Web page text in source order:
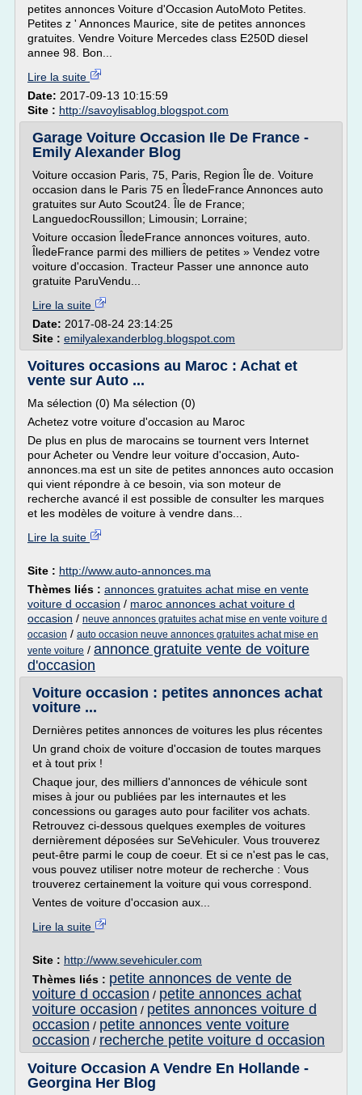
petites annonces Voiture d'Occasion AutoMoto Petites.
Petites z ' Annonces Maurice, site de petites annonces
gratuites. Vendre Voiture Mercedes class E250D diesel
annee 98. Bon...
Lire la suite
Date: 2017-09-13 10:15:59
Site : http://savoylisablog.blogspot.com
Garage Voiture Occasion Ile De France -
Emily Alexander Blog
Voiture occasion Paris, 75, Paris, Region Île de. Voiture
occasion dans le Paris 75 en ÎledeFrance Annonces auto
gratuites sur Auto Scout24. Île de France;
LanguedocRoussillon; Limousin; Lorraine;
Voiture occasion ÎledeFrance annonces voitures, auto.
ÎledeFrance parmi des milliers de petites » Vendez votre
voiture d'occasion. Tracteur Passer une annonce auto
gratuite ParuVendu...
Lire la suite
Date: 2017-08-24 23:14:25
Site : emilyalexanderblog.blogspot.com
Voitures occasions au Maroc : Achat et
vente sur Auto ...
Ma sélection (0) Ma sélection (0)
Achetez votre voiture d'occasion au Maroc
De plus en plus de marocains se tournent vers Internet
pour Acheter ou Vendre leur voiture d'occasion, Auto-
annonces.ma est un site de petites annonces auto occasion
qui vient répondre à ce besoin, via son moteur de
recherche avancé il est possible de consulter les marques
et les modèles de voiture à vendre dans...
Lire la suite
Site : http://www.auto-annonces.ma
Thèmes liés : annonces gratuites achat mise en vente
voiture d occasion / maroc annonces achat voiture d
occasion / neuve annonces gratuites achat mise en vente voiture d
occasion / auto occasion neuve annonces gratuites achat mise en
vente voiture / annonce gratuite vente de voiture
d'occasion
Voiture occasion : petites annonces achat
voiture ...
Dernières petites annonces de voitures les plus récentes
Un grand choix de voiture d'occasion de toutes marques
et à tout prix !
Chaque jour, des milliers d'annonces de véhicule sont
mises à jour ou publiées par les internautes et les
concessions ou garages auto pour faciliter vos achats.
Retrouvez ci-dessous quelques exemples de voitures
dernièrement déposées sur SeVehiculer. Vous trouverez
peut-être parmi le coup de coeur. Et si ce n'est pas le cas,
vous pouvez utiliser notre moteur de recherche : Vous
trouverez certainement la voiture qui vous correspond.
Ventes de voiture d'occasion aux...
Lire la suite
Site : http://www.sevehiculer.com
Thèmes liés : petite annonces de vente de
voiture d occasion / petite annonces achat
voiture occasion / petites annonces voiture d
occasion / petite annonces vente voiture
occasion / recherche petite voiture d occasion
Voiture Occasion A Vendre En Hollande -
Georgina Her Blog